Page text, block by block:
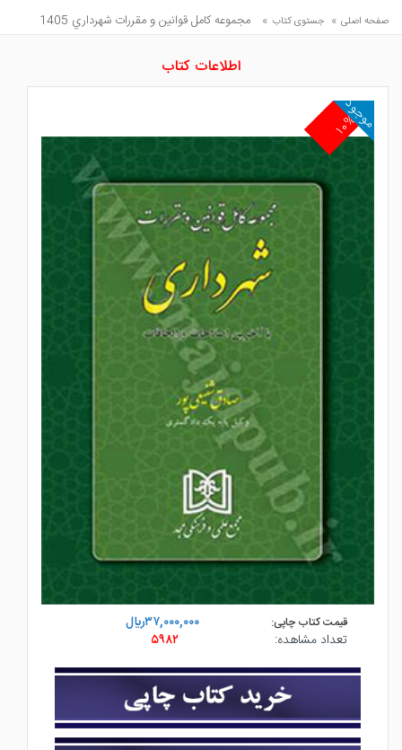
صفحه اصلی » جستوی کتاب » مجموعه كامل قوانين و مقررات شهرداري 1405
اطلاعات کتاب
۱۰%
موجود
قیمت کتاب چاپی:
۳۷,۰۰۰,۰۰۰ريال
تعداد مشاهده:
۵۹۸۲